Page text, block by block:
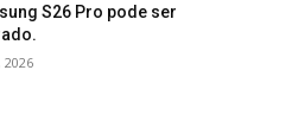
S26 Pro pode ser
2026